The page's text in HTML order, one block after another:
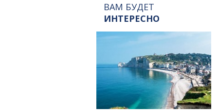
ВАМ БУДЕТ
ИНТЕРЕСНО